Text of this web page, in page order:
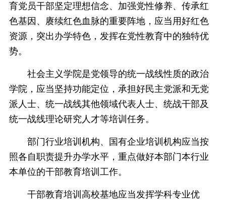
育党员干部坚定理想信念、加强党性修养、传承红
色基因、赓续红色血脉的重要阵地，应当用好红色
资源，突出办学特色，发挥在党性教育中的独特优
势。
社会主义学院是党领导的统一战线性质的政治
学院，应当坚持功能定位，承担好民主党派和无党
派人士、统一战线其他领域代表人士、统战干部及
统一战线理论研究人才等培训任务。
部门行业培训机构、国有企业培训机构应当按
照各自职责提升办学水平，重点做好本部门本行业
本单位的干部教育培训工作。
干部教育培训高校基地应当发挥学科专业优